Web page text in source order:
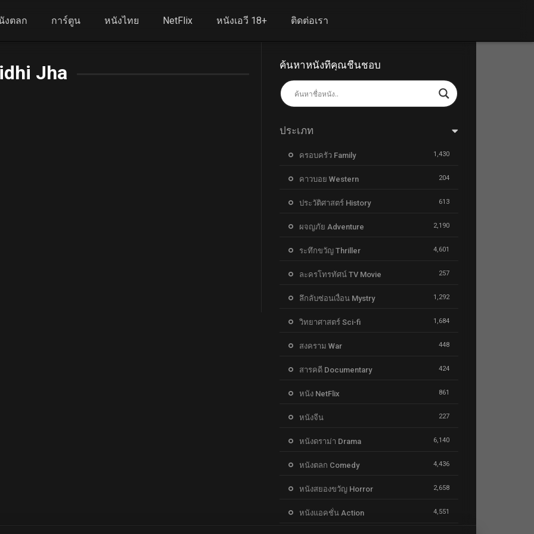
งตลก การ์ตูน หนังไทย NetFlix หนังเอวี 18+ ติดต่อเรา
Jha ค้นหาหนังที่คุณชื่นชอบ
ประเภท
ครอบครัว Family 1,430
คาวบอย Western 204
ประวัติศาสตร์ History 613
ผจญภัย Adventure 2,190
ระทึกขวัญ Thriller 4,601
ละครโทรทัศน์ TV Movie 257
ลึกลับซ่อนเงื่อน Mystry 1,292
วิทยาศาสตร์ Sci-fi 1,684
สงคราม War 448
สารคดี Documentary 424
หนัง NetFlix 861
หนังจีน 227
หนังดราม่า Drama 6,140
หนังตลก Comedy 4,436
หนังสยองขวัญ Horror 2,658
หนังแอคชั่น Action 4,551